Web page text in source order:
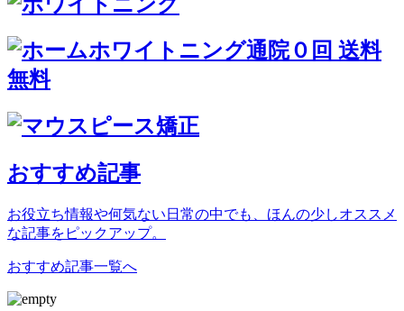
おすすめ記事
お役立ち情報や何気ない日常の中でも、ほんの少しオススメ
な記事をピックアップ。
おすすめ記事一覧へ